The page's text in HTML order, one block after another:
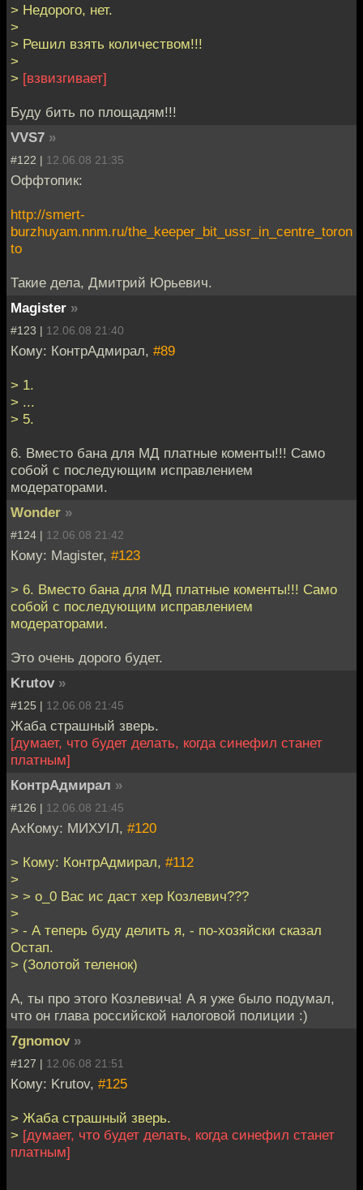
> Недорого, нет.
>
> Решил взять количеством!!!
>
> [взвизгивает]
Буду бить по площадям!!!
VVS7 »
#122 | 12.06.08 21:35
Оффтопик:
http://smert-
burzhuyam.nnm.ru/the_keeper_bit_ussr_in_centre_toron
to
Такие дела, Дмитрий Юрьевич.
Magister »
#123 | 12.06.08 21:40
Кому: КонтрАдмирал, #89
> 1.
> ...
> 5.
6. Вместо бана для МД платные коменты!!! Само
собой с последующим исправлением
модераторами.
Wonder »
#124 | 12.06.08 21:42
Кому: Magister, #123
> 6. Вместо бана для МД платные коменты!!! Само
собой с последующим исправлением
модераторами.
Это очень дорого будет.
Krutov »
#125 | 12.06.08 21:45
Жаба страшный зверь.
[думает, что будет делать, когда синефил станет
платным]
КонтрАдмирал »
#126 | 12.06.08 21:45
АхКому: МИХУIЛ, #120
> Кому: КонтрАдмирал, #112
>
> > о_0 Вас ис даст хер Козлевич???
>
> - А теперь буду делить я, - по-хозяйски сказал
Остап.
> (Золотой теленок)
А, ты про этого Козлевича! А я уже было подумал,
что он глава российской налоговой полиции :)
7gnomov »
#127 | 12.06.08 21:51
Кому: Krutov, #125
> Жаба страшный зверь.
> [думает, что будет делать, когда синефил станет
платным]